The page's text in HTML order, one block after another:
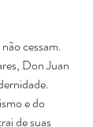
cessam.
Don Juan
e do
de suas